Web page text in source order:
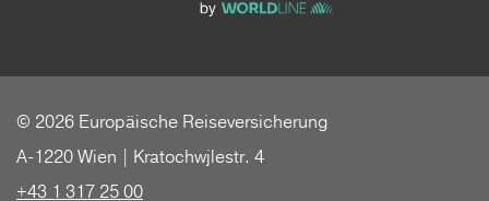
© 2026 Europäische Reiseversicherung
A-1220 Wien | Kratochwjlestr. 4
+43 1 317 25 00